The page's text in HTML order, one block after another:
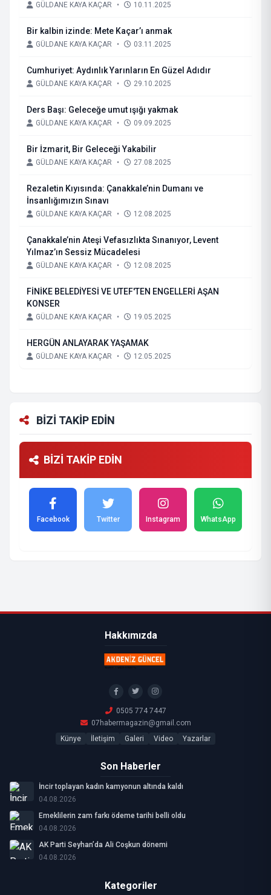
GÜLDANE KAYA KAÇAR • 10.11.2025
Bir kalbin izinde: Mete Kaçar’ı anmak
GÜLDANE KAYA KAÇAR • 03.11.2025
Cumhuriyet: Aydınlık Yarınların En Güzel Adıdır
GÜLDANE KAYA KAÇAR • 29.10.2025
Ders Başı: Geleceğe umut ışığı yakmak
GÜLDANE KAYA KAÇAR • 09.09.2025
Bir İzmarit, Bir Geleceği Yakabilir
GÜLDANE KAYA KAÇAR • 27.08.2025
Rezaletin Kıyısında: Çanakkale’nin Dumanı ve
İnsanlığımızın Sınavı
GÜLDANE KAYA KAÇAR • 12.08.2025
Çanakkale’nin Ateşi Vefasızlıkta Sınanıyor, Levent
Yılmaz’ın Sessiz Mücadelesi
GÜLDANE KAYA KAÇAR • 12.08.2025
FİNİKE BELEDİYESİ VE UTEF'TEN ENGELLERİ AŞAN
KONSER
GÜLDANE KAYA KAÇAR • 19.05.2025
HERGÜN ANLAYARAK YAŞAMAK
GÜLDANE KAYA KAÇAR • 12.05.2025
BİZİ TAKİP EDİN
BİZİ TAKİP EDİN
Facebook Twitter Instagram WhatsApp
Hakkımızda
0505 774 7447
07habermagazin@gmail.com
Künye
İletişim Galeri Video Yazarlar
Son Haberler
İncir toplayan kadın kamyonun altında kaldı
04.08.2026
Emeklilerin zam farkı ödeme tarihi belli oldu
04.08.2026
AK Parti Seyhan’da Ali Coşkun dönemi
04.08.2026
Kategoriler